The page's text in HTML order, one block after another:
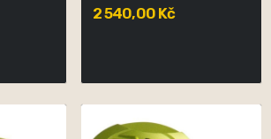
2 540,00 Kč